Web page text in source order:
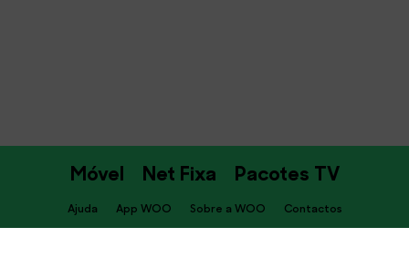
Móvel Net Fixa Pacotes TV
Ajuda App WOO Sobre a WOO
Contactos